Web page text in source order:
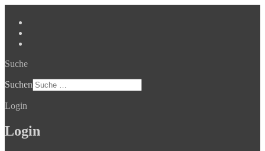
Suche
Suchen
Login
Login